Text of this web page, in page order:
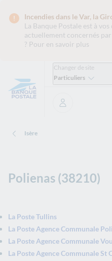
Incendies dans le Var, la
La Banque Postale est à vos
actuellement concernés
? Pour en savoir plus
Changer de site
Particuliers
Se connecter
Isère
Polienas (38210)
La Poste Tullins
La Poste Agence Communale
La Poste Agence Communale
La Poste Agence Communale